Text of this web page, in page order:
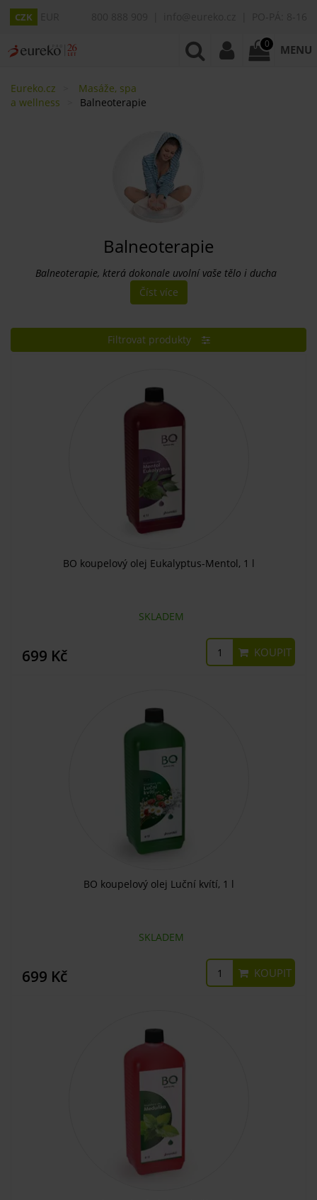
CZK
0 MENU
Eureko.cz
Masáže, spa
a wellness
Balneoterapie
Balneoterapie
Balneoterapie, která dokonale uvolní vaše tělo i ducha
Číst více
Filtrovat produkty
BO koupelový olej Eukalyptus-Mentol, 1 l
SKLADEM
699 Kč KOUPIT
BO koupelový olej Luční kvítí, 1 l
SKLADEM
699 Kč KOUPIT